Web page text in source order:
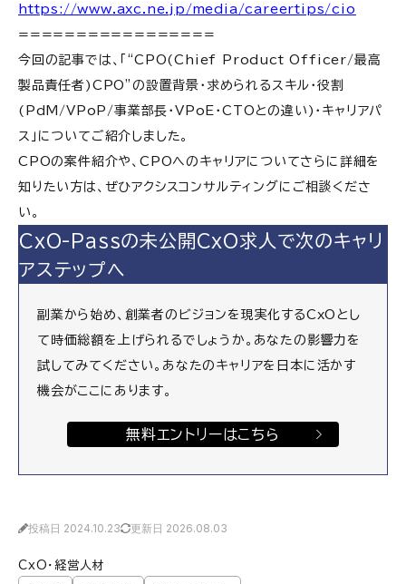
https://www.axc.ne.jp/media/careertips/cio
=================
今回の記事では、「“CPO(Chief Product Officer/最高
製品責任者)CPO”の設置背景・求められるスキル・役割
(PdM/VPoP/事業部長・VPoE・CTOとの違い)・キャリアパ
ス」についてご紹介しました。
CPOの案件紹介や、CPOへのキャリアについてさらに詳細を
知りたい方は、ぜひアクシスコンサルティングにご相談くださ
い。
CxO-Passの未公開CxO求人で次のキャリ
アステップへ
副業から始め、創業者のビジョンを現実化するCxOとし
て時価総額を上げられるでしょうか。あなたの影響力を
試してみてください。あなたのキャリアを日本に活かす
機会がここにあります。
無料エントリーはこちら
投稿日 2024.10.23 更新日 2026.08.03
CxO・経営人材